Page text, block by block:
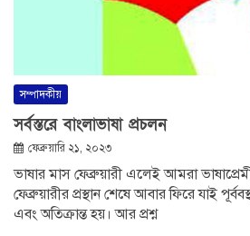
সম্পাদকীয়
সর্বস্তরে বাংলাভাষা প্রচলন
ফেব্রুয়ারি ২১, ২০২৩
ভাষার মাস ফেব্রুয়ারী এলেই আমরা
ফেব্রুয়ারীর প্রস্থান শেষে আবার ফিরে যাই
এবং অতিক্রান্ত হয়। আর প্রশ্ন